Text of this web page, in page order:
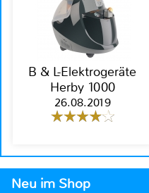
B & L-Elektrogeräte
Herby 1000
26.08.2019
Neu im Shop